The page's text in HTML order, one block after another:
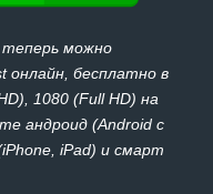
теперь можно
бесплатно в
1080 (Full HD) на
андроид (Android с
iPad) и смарт